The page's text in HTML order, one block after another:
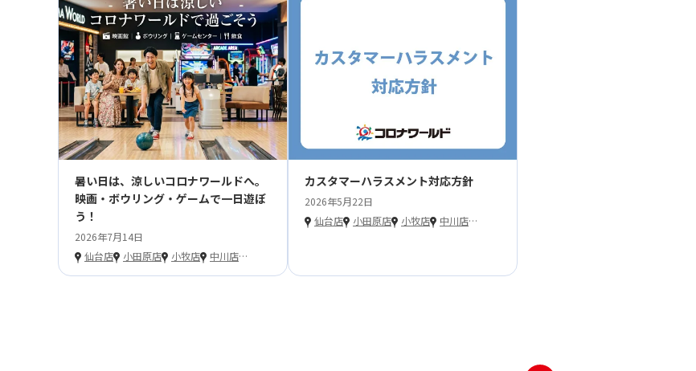
暑い日は、涼しいコロナワールドへ。
映画・ボウリング・ゲームで一日遊ぼ
う！
2026年7月14日
仙台店
小田原店 小牧店 中川店…
カスタマーハラスメント対応方針
2026年5月22日
仙台店
小田原店 小牧店 中川店…